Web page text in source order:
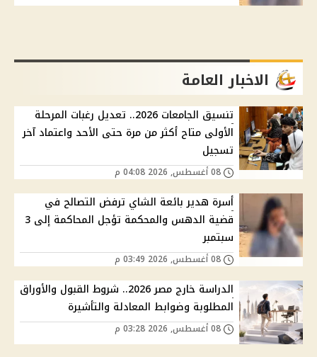
الاخبار العامة
تنسيق الجامعات 2026.. تعديل رغبات المرحلة
الأولى متاح أكثر من مرة حتى الأحد واعتماد آخر
تسجيل
أسرة هدير بائعة الشاي ترفض التصالح في
قضية الدهس والمحكمة تؤجل المحاكمة إلى 3
سبتمبر
الدراسة خارج مصر 2026.. شروط القبول والأوراق
المطلوبة وضوابط المعادلة والتأشيرة